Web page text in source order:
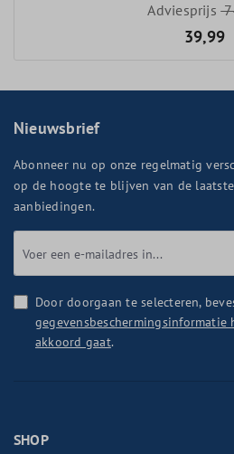
Adviesprijs
39,99
Nieuwsbrief
Abonneer nu op onze regelmatig
op de hoogte te blijven van de
aanbiedingen.
Door doorgaan te selecteren,
gegevensbeschermingsinformatie
akkoord gaat.
SHOP